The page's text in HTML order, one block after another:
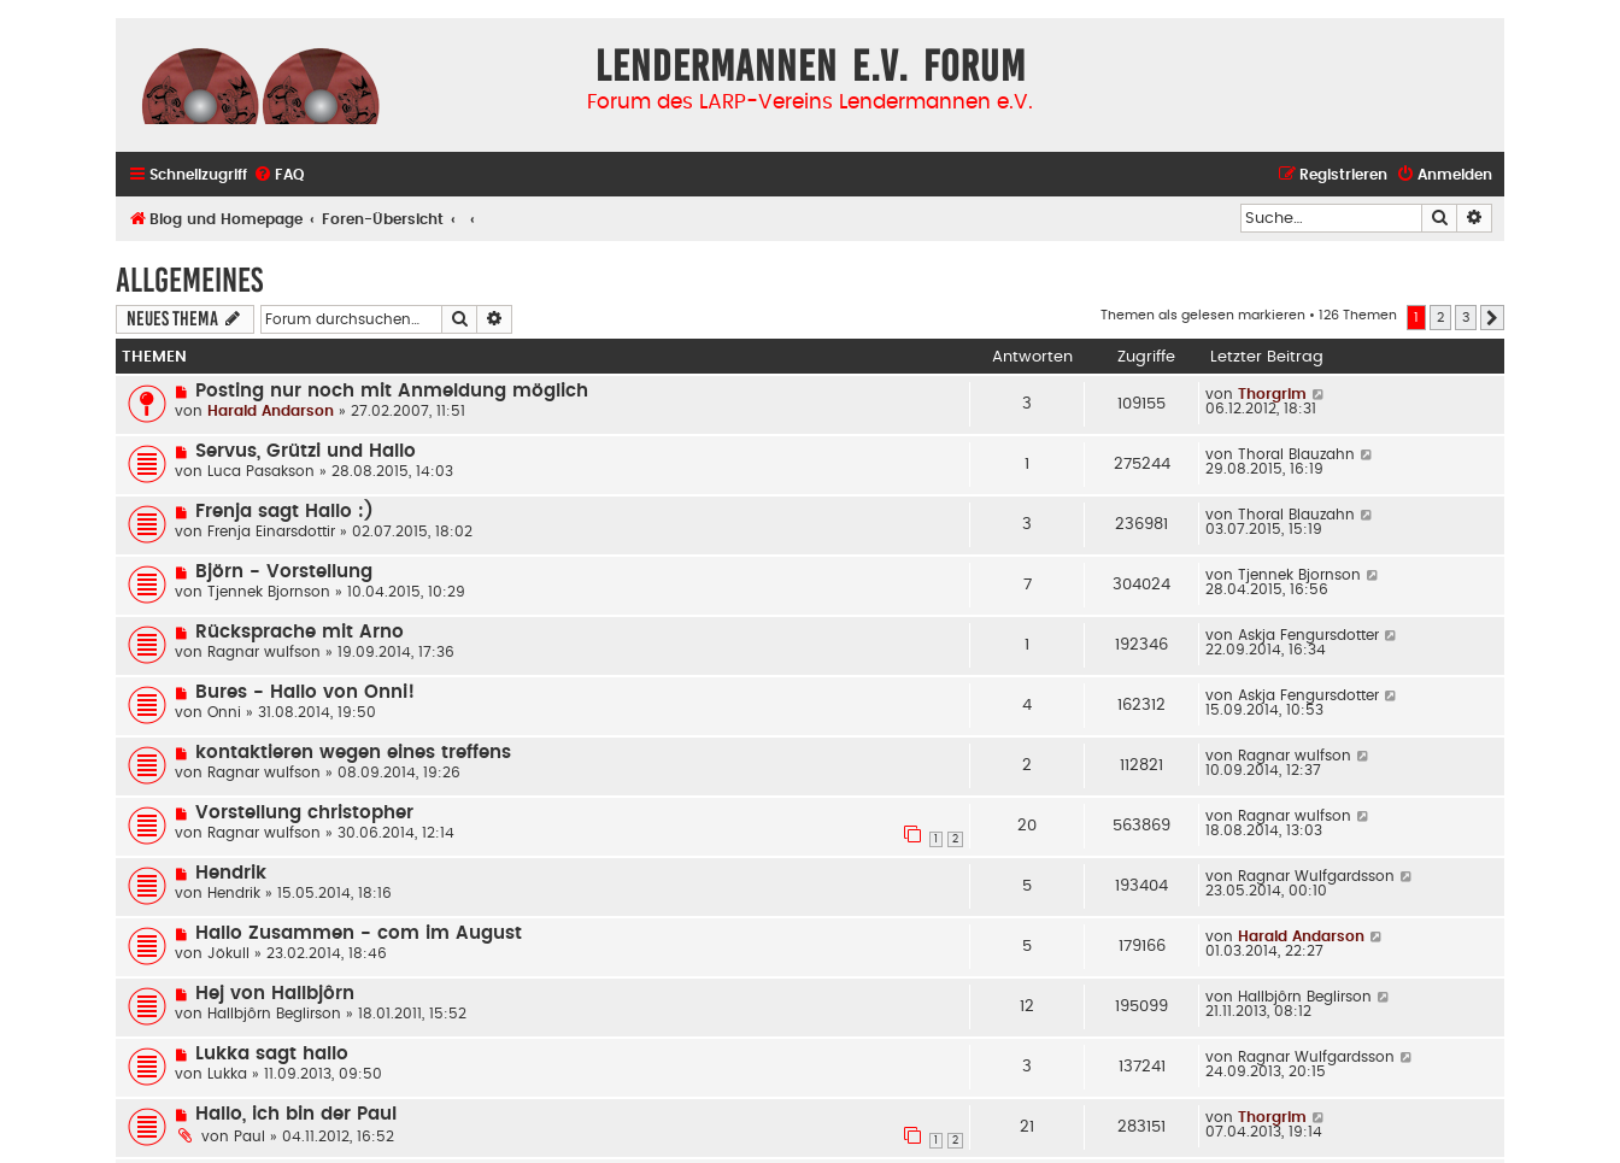
Lendermannen e.V. Forum
Forum des LARP-Vereins Lendermannen e.V.
Schnellzugriff FAQ Anmelden
Registrieren
Blog und Homepage Foren-Übersicht Suche
Allgemeines
Neues Thema Suche Themen als gelesen markieren • 126 Themen 1 2 3
THEMEN Antworten Zugriffe Letzter Beitrag
Posting nur noch mit Anmeldung möglich
von Harald Andarson » 27.02.2007, 11:51 3 109155
von Thorgrim
06.12.2012, 18:31
Servus, Grützi und Hallo
von Luca Pasakson » 28.08.2015, 14:03 1 275244
von Thoral Blauzahn
29.08.2015, 16:19
Frenja sagt Hallo :)
von Frenja Einarsdottir » 02.07.2015, 18:02 3 236981
von Thoral Blauzahn
03.07.2015, 15:19
Björn - Vorstellung
von Tjennek Bjornson » 10.04.2015, 10:29 7 304024
von Tjennek Bjornson
28.04.2015, 16:56
Rücksprache mit Arno
von Ragnar wulfson » 19.09.2014, 17:36 1 192346
von Askja Fengursdotter
22.09.2014, 16:34
Bures - Hallo von Onni!
von Onni » 31.08.2014, 19:50 4 162312
von Askja Fengursdotter
15.09.2014, 10:53
kontaktieren wegen eines treffens
von Ragnar wulfson » 08.09.2014, 19:26 2 112821
von Ragnar wulfson
10.09.2014, 12:37
Vorstellung christopher
von Ragnar wulfson » 30.06.2014, 12:14 2
20 563869
von Ragnar wulfson
18.08.2014, 13:03
Hendrik
von Hendrik » 15.05.2014, 18:16 5 193404
von Ragnar Wulfgardsson
23.05.2014, 00:10
Hallo Zusammen - com im August
von Jökull » 23.02.2014, 18:46 5 179166
von Harald Andarson
01.03.2014, 22:27
Hej von Hallbjôrn
von Hallbjôrn Beglirson » 18.01.2011, 15:52 12 195099
von Hallbjôrn Beglirson
21.11.2013, 08:12
Lukka sagt hallo
von Lukka » 11.09.2013, 09:50 3 137241
von Ragnar Wulfgardsson
24.09.2013, 20:15
Hallo, ich bin der Paul
von Paul » 04.11.2012, 16:52 2
21 283151
von Thorgrim
07.04.2013, 19:14